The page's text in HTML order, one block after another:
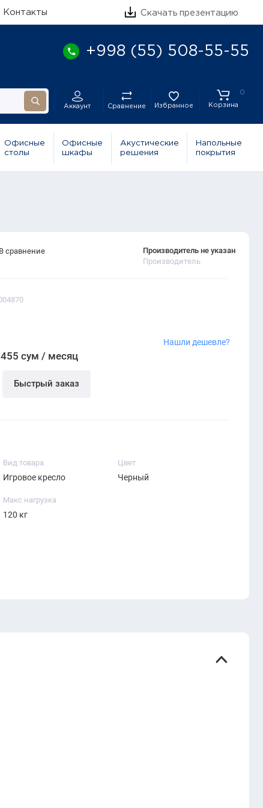
Контакты Скачать презентацию
+998 (55) 508-55-55
Аккаунт Сравнение Избранное
0
Корзина
Офисные
столы
Офисные
шкафы
Акустические
решения
Напольные
покрытия
Производитель не указан
Производитель
сум / месяц
Быстрый заказ
Нашли дешевле?
В сравнение
Вид товара
Игровое кресло
Цвет
Черный
Макс нагрузка
120 кг